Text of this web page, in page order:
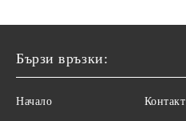
Бързи връзки:
Начало Контакт